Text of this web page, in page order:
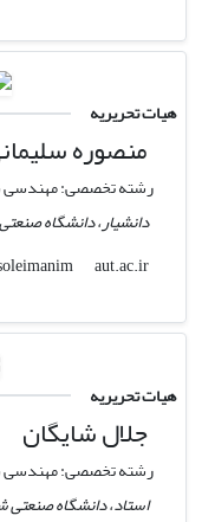
هیات تحریریه
منصوره
رشته تخصصی: مهندسی
دانشیار، دانشگاه
soleimanim
aut.ac.ir
هیات تحریریه
جلال شایگان
رشته تخصصی:
استاد، دانشگاه